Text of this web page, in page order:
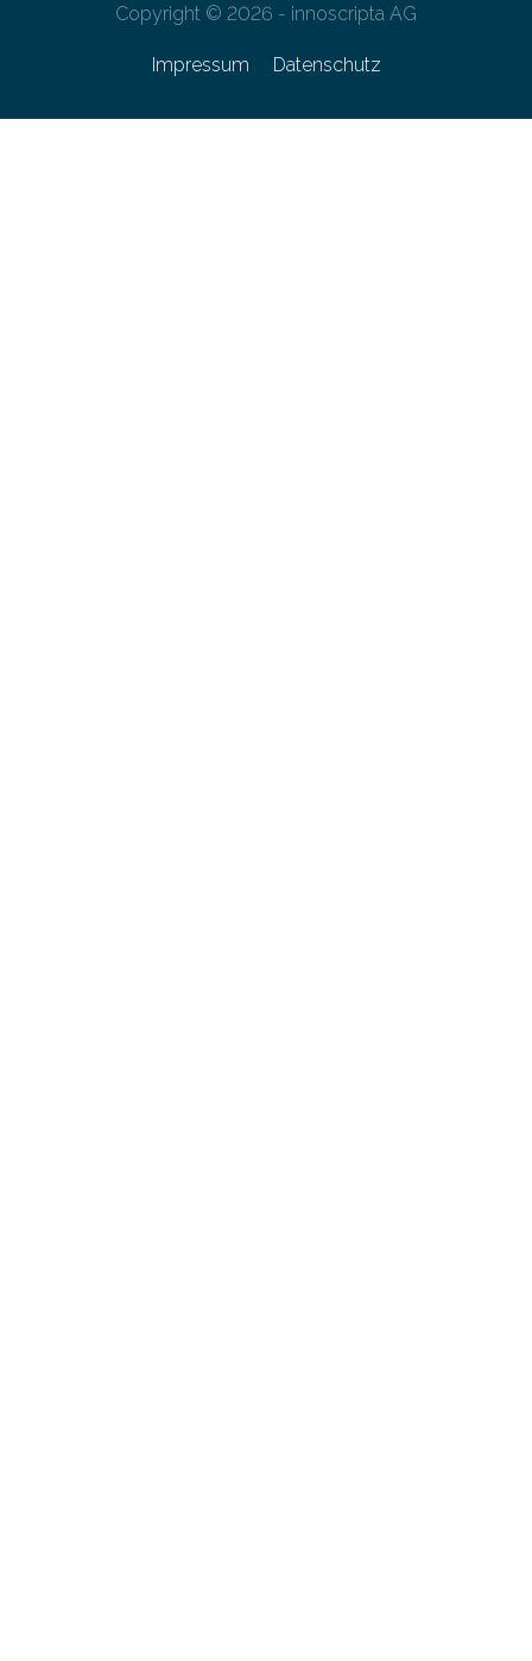
Copyright © 2026 - innoscripta AG
Impressum Datenschutz